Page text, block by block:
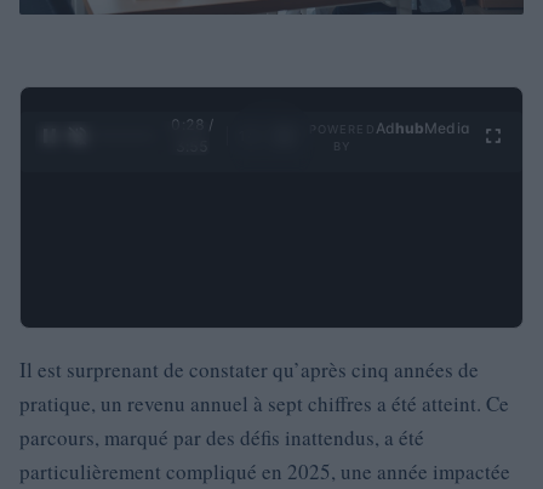
0:29 /
Ad hubMedia
Il est surprenant de constater qu’après cinq années de
pratique, un revenu annuel à sept chiffres a été atteint. Ce
parcours, marqué par des défis inattendus, a été
particulièrement compliqué en 2025, une année impactée